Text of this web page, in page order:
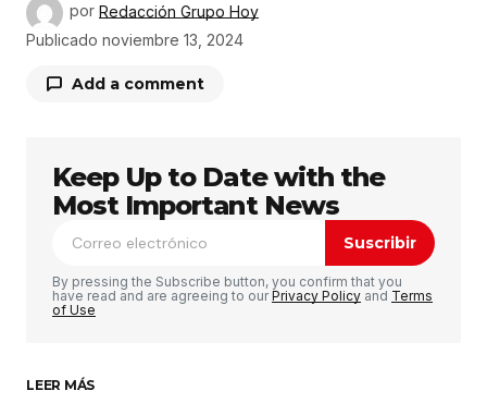
por Redacción Grupo Hoy
Publicado noviembre 13, 2024
Add a comment
Tu dirección de correo electrónico no será
publicada. Los campos obligatorios están
marcados con *
Comentario *
Keep Up to Date with the
Most Important News
Suscribir
By pressing the Subscribe button, you confirm that you
have read and are agreeing to ourPrivacy Policy and Terms
of Use
LEER MÁS